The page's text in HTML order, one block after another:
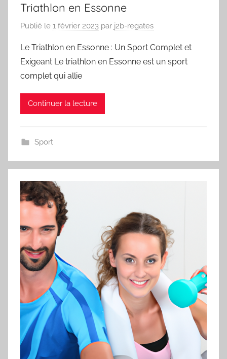
Triathlon en Essonne
Publié le 1 février 2023 par j2b-regates
Le Triathlon en Essonne : Un Sport Complet et
Exigeant Le triathlon en Essonne est un sport
complet qui allie
Continuer la lecture
Sport